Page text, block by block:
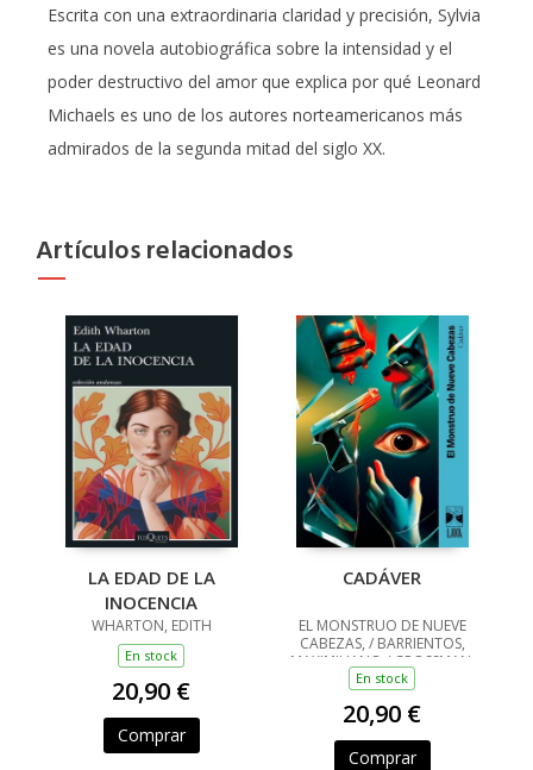
Escrita con una extraordinaria claridad y precisión, Sylvia
es una novela autobiográfica sobre la intensidad y el
poder destructivo del amor que explica por qué Leonard
Michaels es uno de los autores norteamericanos más
admirados de la segunda mitad del siglo XX.
Artículos relacionados
LA EDAD DE LA
INOCENCIA
WHARTON, EDITH
En stock
20,90 €
Comprar
CADÁVER
EL MONSTRUO DE NUEVE
CABEZAS, / BARRIENTOS,
MAXIMILIANO / GROSSMAN,
LUCILA / ANCIRA, LOLA /
RIVERO, GIOVANNA /
BARRAGÁN, LUIS CARLOS /
REYES, KAREN A
En stock
20,90 €
Comprar